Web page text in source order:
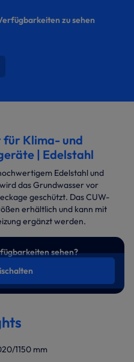
zu sehen
Klima- und
| Edelstahl
Edelstahl und
das Grundwasser vor
geschützt. Das CUW-
erhältlich und kann mit
ergänzt werden.
sehen?
1150 mm